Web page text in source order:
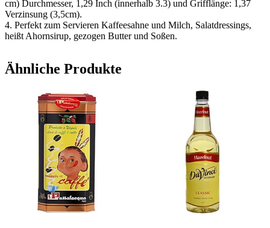
cm) Durchmesser, 1,29 Inch (innerhalb 3.3) und Grifflänge: 1,37
Verzinsung (3,5cm).
4. Perfekt zum Servieren Kaffeesahne und Milch, Salatdressings,
heißt Ahornsirup, gezogen Butter und Soßen.
Ähnliche Produkte